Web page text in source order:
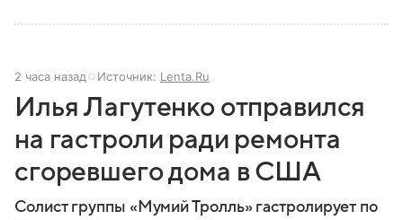
2 часа назад Источник: Lenta.Ru
Илья Лагутенко отправился
на гастроли ради ремонта
сгоревшего дома в США
Солист группы «Мумий Тролль» гастролирует по